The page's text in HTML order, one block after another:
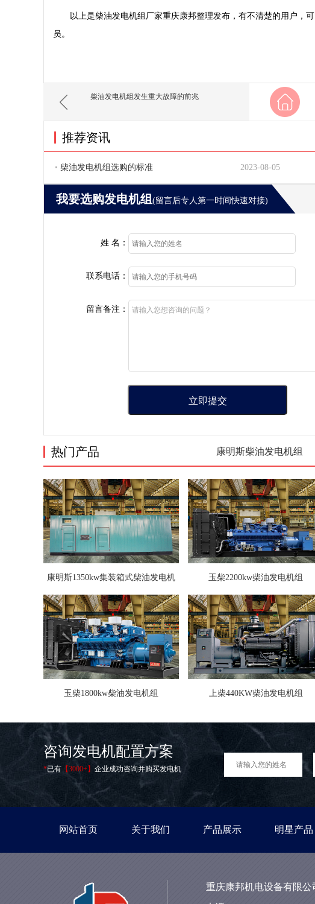
以上是柴油发电机组厂家重庆康邦整理发布，有不清楚的用户，
员。
柴油发电机组发生重大故障的前兆
推荐资讯
柴油发电机组选购的标准 2023-08-05
我要选购发电机组 (留言后专人第一时间快速对接)
姓 名：
联系电话：
留言备注：
立即提交
热门产品 康明斯柴油发电机组
康明斯1350kw集装箱式柴油发电机
玉柴2200kw柴油发电机组
玉柴1800kw柴油发电机组 上柴440KW柴油发电机组
咨询发电机配置方案
*已有 【3000+】 企业成功咨询并购买发电机
网站首页 关于我们 产品展示 明星产品
重庆康邦机电设备有限公